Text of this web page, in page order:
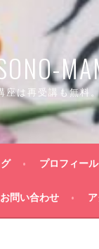
座は再受講も無料
プロフィール
問い合わせ